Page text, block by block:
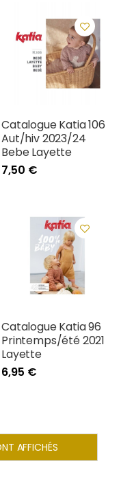
Catalogue Katia 106
Aut/hiv 2023/24
Bebe Layette
7,50 €
Catalogue Katia 96
Printemps/été 2021
Layette
6,95 €
AFFICHÉS